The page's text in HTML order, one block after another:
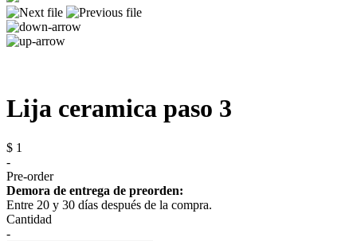
Lija ceramica paso 3
$ 1
-
Pre-order
Demora de entrega de preorden:
Entre 20 y 30 días después de la compra.
Cantidad
-